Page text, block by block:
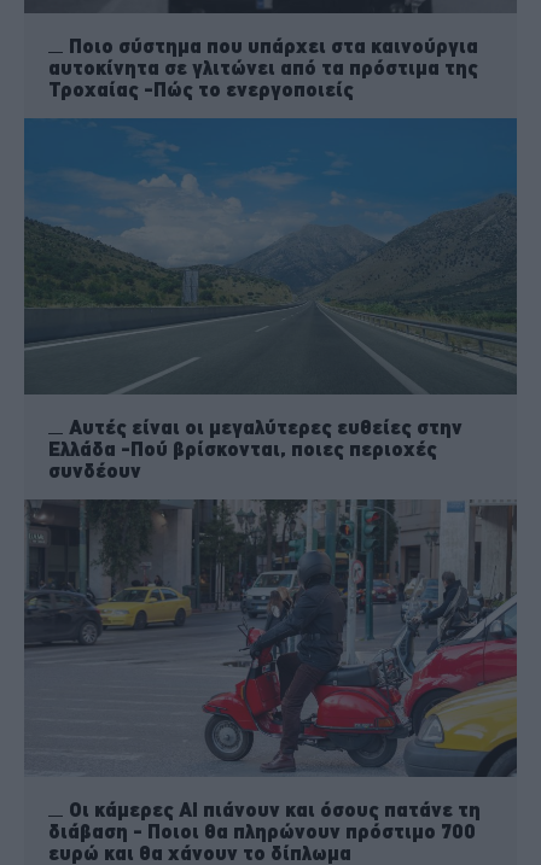
Ποιο σύστημα που υπάρχει στα καινούργια
αυτοκίνητα σε γλιτώνει από τα πρόστιμα της
Τροχαίας -Πώς το ενεργοποιείς
Αυτές είναι οι μεγαλύτερες ευθείες στην
Ελλάδα -Πού βρίσκονται, ποιες περιοχές
συνδέουν
Οι κάμερες ΑΙ πιάνουν και όσους πατάνε τη
διάβαση - Ποιοι θα πληρώνουν πρόστιμο 700
ευρώ και θα χάνουν το δίπλωμα